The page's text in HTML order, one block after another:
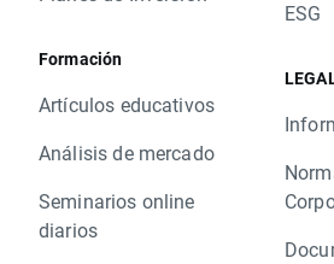
Formación
Artículos educativos
Análisis de mercado
Seminarios online
diarios
ESG